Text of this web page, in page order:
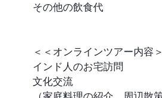
その他の飲食代
＜＜オンラインツアー内容
インド人のお宅訪問
文化交流